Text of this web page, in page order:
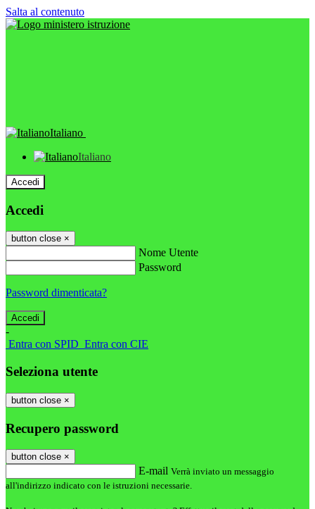
Salta al contenuto
Italiano
Italiano
Accedi
Accedi
button close ×
Nome Utente
Password
Password dimenticata?
-
Entra con SPID Entra con CIE
Seleziona utente
button close ×
Recupero password
button close ×
E-mail Verrà inviato un messaggio
all'indirizzo indicato con le istruzioni necessarie.